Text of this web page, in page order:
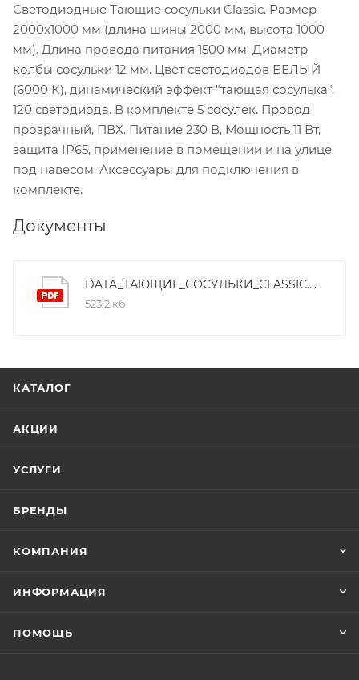
Светодиодные Тающие сосульки Classic. Размер
2000x1000 мм (длина шины 2000 мм, высота 1000
мм). Длина провода питания 1500 мм. Диаметр
колбы сосульки 12 мм. Цвет светодиодов БЕЛЫЙ
(6000 К), динамический эффект "тающая сосулька".
120 светодиода. В комплекте 5 сосулек. Провод
прозрачный, ПВХ. Питание 230 В, Мощность 11 Вт,
защита IP65, применение в помещении и на улице
под навесом. Аксессуары для подключения в
комплекте.
Документы
DATA_ТАЮЩИЕ_СОСУЛЬКИ_CLASSIC.pdf
523,2 кб
КАТАЛОГ
АКЦИИ
УСЛУГИ
БРЕНДЫ
КОМПАНИЯ
ИНФОРМАЦИЯ
ПОМОЩЬ